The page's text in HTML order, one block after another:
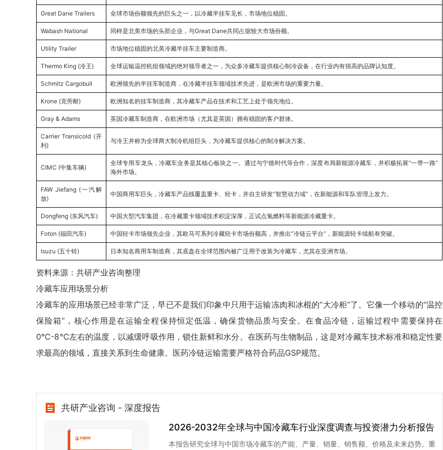
Great Dane Trailers 全球市场份额领先的巨头之一，以冷藏半挂车见长，市场地位稳固。
Wabash National 同样是北美市场的头部企业，与Great Dane共同占据较大市场份额。
Utility Trailer 市场地位稳固的北美冷藏半挂车主要制造商。
Thermo King (冷王) 全球运输温控机组领域的绝对领导者之一，为众多冷藏车提供核心制冷设备，在行业内有很高的品牌认知度。
Schmitz Cargobull 欧洲领先的半挂车制造商，在冷藏半挂车领域技术先进，是欧洲市场的重要力量。
Krone (克劳耐) 欧洲知名的挂车制造商，其冷藏车产品在技术和工艺上处于领先地位。
Gray & Adams 英国冷藏车制造商，在欧洲市场（尤其是英国）拥有稳固的客户群体。
Carrier Transicold (开
利)
与冷王并称为全球两大制冷机组巨头，为冷藏车提供核心的制冷解决方案。
CIMC (中集车辆)
全球专用车龙头，冷藏车业务是其核心板块之一。通过与宁德时代等合作，深度布局新能源冷藏车，并积极拓展“一带一路”
海外市场。
FAW Jiefang (一汽解
放)
中国商用车巨头，冷藏车产品线覆盖重卡、轻卡，并自主研发“智慧动力域”，在新能源和车队管理上发力。
Dongfeng (东风汽车) 中国大型汽车集团，在冷藏重卡领域技术积淀深厚，正试点氢燃料等新能源冷藏重卡。
Foton (福田汽车) 中国轻卡市场领先企业，其欧马可系列冷藏轻卡市场份额高，并推出“冷链云平台”，新能源轻卡续航有突破。
Isuzu (五十铃) 日本知名商用车制造商，其底盘在全球范围内被广泛用于改装为冷藏车，尤其在亚洲市场。
资料来源：共研产业咨询整理
冷藏车应用场景分析
冷藏车的应用场景已经非常广泛，早已不是我们印象中只用于运输冻肉和冰棍的“大冷柜”了。它像一个移动的“温控
保险箱”，核心作用是在运输全程保持恒定低温，确保货物品质与安全。在食品冷链，运输过程中需要保持在
0℃-8℃左右的温度，以减缓呼吸作用，锁住新鲜和水分。在医药与生物制品，这是对冷藏车技术标准和稳定性要
求最高的领域，直接关系到生命健康。医药冷链运输需要严格符合药品GSP规范。
共研产业咨询 - 深度报告
2026-2032年全球与中国冷藏车行业深度调查与投资潜力分析报告
本报告研究全球与中国市场冷藏车的产能、产量、销量、销售额、价格及未来趋势。重